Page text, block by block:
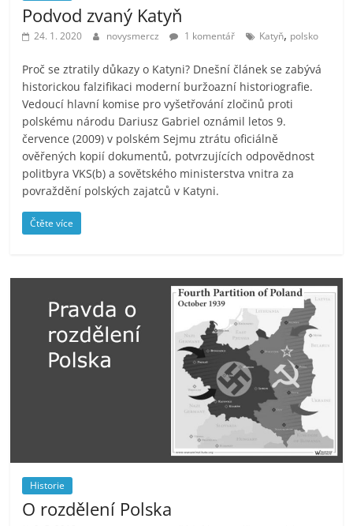
Podvod zvaný Katyň
24. 1. 2020 novysmercz 1 komentář Katyň, polsko
Proč se ztratily důkazy o Katyni? Dnešní článek se zabývá
historickou falzifikaci moderní buržoazní historiografie.
Vedoucí hlavní komise pro vyšetřování zločinů proti
polskému národu Dariusz Gabriel oznámil letos 9.
července (2009) v polském Sejmu ztrátu oficiálně
ověřených kopií dokumentů, potvrzujících odpovědnost
politbyra VKS(b) a sovětského ministerstva vnitra za
povraždění polských zajatců v Katyni.
Čtěte více
Historie
O rozdělení Polska